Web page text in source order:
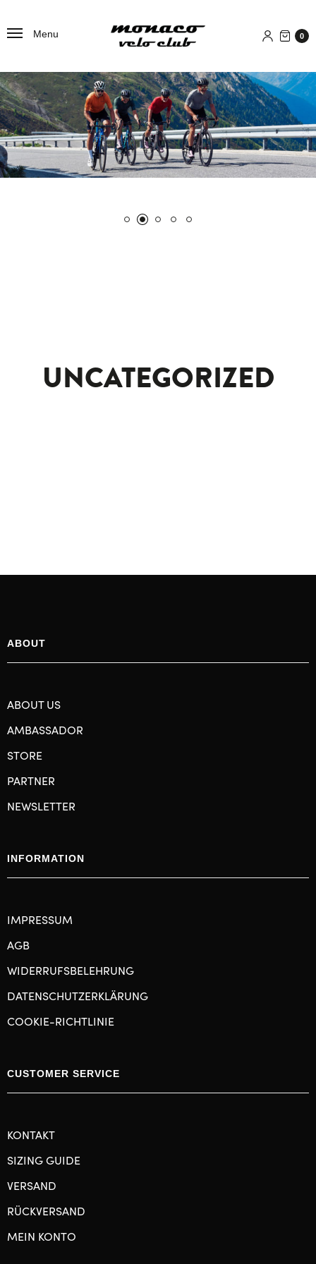
Menu 0
UNCATEGORIZED
ABOUT
ABOUT US
AMBASSADOR
STORE
PARTNER
NEWSLETTER
INFORMATION
IMPRESSUM
AGB
WIDERRUFSBELEHRUNG
DATENSCHUTZERKLÄRUNG
COOKIE-RICHTLINIE
CUSTOMER SERVICE
KONTAKT
SIZING GUIDE
VERSAND
RÜCKVERSAND
MEIN KONTO